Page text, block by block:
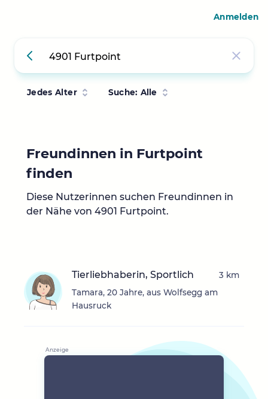
Jedes Alter Suche: Alle
Freundinnen in Furtpoint
finden
Diese Nutzerinnen suchen Freundinnen in
der Nähe von 4901 Furtpoint.
Tierliebhaberin, Sportlich
Tamara, 20 Jahre, aus Wolfsegg am
Hausruck
3 km
Anmelden